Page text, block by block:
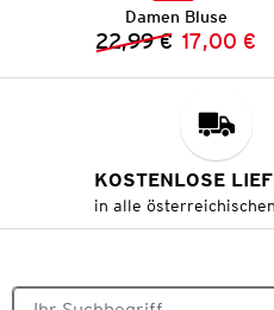
Damen Bluse
22,99 € Neuer
17,00 €
KOSTENLOSE
in alle